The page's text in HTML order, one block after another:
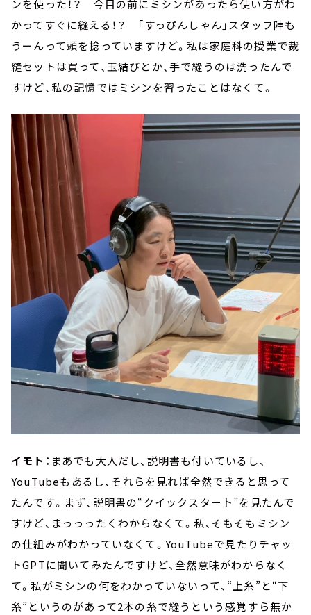
ンを使った！？ 今目の前にミシンがあったら使い方がわ
かってすぐに縫える！？ 「すっぴんしゃん」スタッフ陣も
うーんって頭を捻っていますけど。私は家庭科の授業で裁
縫セットは買って、玉結びとか、手で縫うのは洗ったんで
すけど、私の記憶ではミシンを習ったことはなくて。
イモト： まあでも大人だし、説明書も付いているし、
YouTubeもあるし、それらを見れば全然できると思って
たんです。まず、説明書の“クイックスタート”を見たんで
すけど、まっっったくわからなくて。私、そもそもミシン
の仕組みがわかっていなくて。YouTubeで見たりチャッ
トGPTに聞いてみたんですけど、全然意味がわからなく
て。私がミシンの何をわかっていないって、“上糸”と“下
糸”というのがあって2本の糸で縫うという感覚すら無か